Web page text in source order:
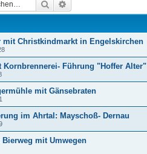
Suche
mit Christkindmarkt in Engelskirchen
Kornbrennerei- Führung "Hoffer Alter"
mit Gänsebraten
im Ahrtal: Mayschoß- Dernau
Bierweg mit Umwegen